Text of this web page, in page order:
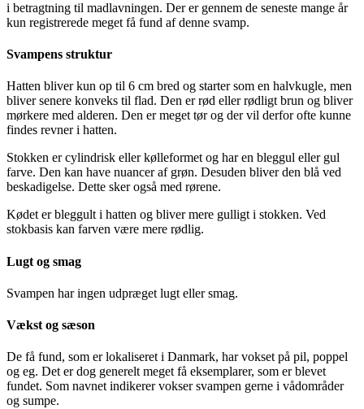
i betragtning til madlavningen. Der er gennem de seneste mange år
kun registrerede meget få fund af denne svamp.
Svampens struktur
Hatten bliver kun op til 6 cm bred og starter som en halvkugle, men
bliver senere konveks til flad. Den er rød eller rødligt brun og bliver
mørkere med alderen. Den er meget tør og der vil derfor ofte kunne
findes revner i hatten.
Stokken er cylindrisk eller kølleformet og har en bleggul eller gul
farve. Den kan have nuancer af grøn. Desuden bliver den blå ved
beskadigelse. Dette sker også med rørene.
Kødet er bleggult i hatten og bliver mere gulligt i stokken. Ved
stokbasis kan farven være mere rødlig.
Lugt og smag
Svampen har ingen udpræget lugt eller smag.
Vækst og sæson
De få fund, som er lokaliseret i Danmark, har vokset på pil, poppel
og eg. Det er dog generelt meget få eksemplarer, som er blevet
fundet. Som navnet indikerer vokser svampen gerne i vådområder
og sumpe.